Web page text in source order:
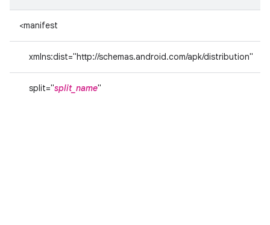
<manifest
xmlns:dist="http://schemas.android.com/apk/distribution"
split="split_name"